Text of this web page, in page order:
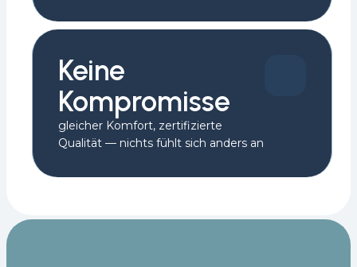
Keine
Kompromisse
gleicher Komfort, zertifizierte
Qualität — nichts fühlt sich anders an